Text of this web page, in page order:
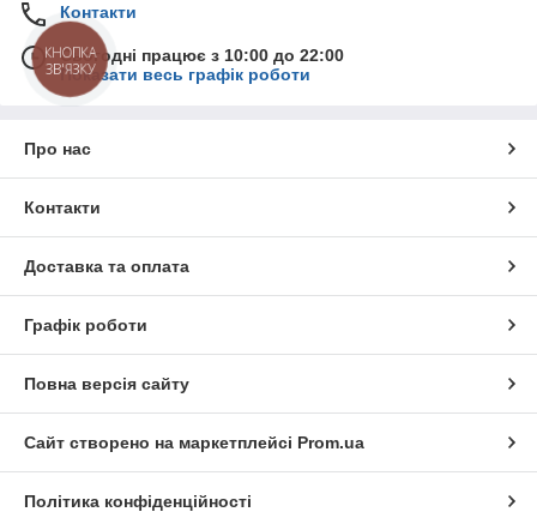
Контакти
Сьогодні працює з 10:00 до 22:00
Показати весь графік роботи
Про нас
Контакти
Доставка та оплата
Графік роботи
Повна версія сайту
Сайт створено на маркетплейсі Prom.ua
Політика конфіденційності
КНОПКА
ЗВ'ЯЗКУ